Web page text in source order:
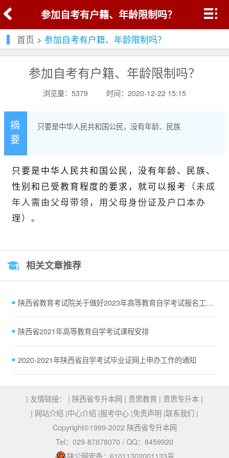
参加自考有户籍、年龄限制吗？
首页 >参加自考有户籍、年龄限制吗？
参加自考有户籍、年龄限制吗？
浏览量：5379 时间：2020-12-22 15:15
摘
要
只要是中华人民共和国公民，没有年龄、民族
只要是中华人民共和国公民，没有年龄、民族、
性别和已受教育程度的要求，就可以报考
（未成
年人需由父母带领，用父母身份证及户口本办
理）。
相关文章推荐
陕西省教育考试院关于做好2023年高等教育自学考试报名工作的通知
陕西省2021年高等教育自学考试课程安排
2020-2021年陕西省自学考试毕业证网上申办工作的通知
| 友情链接： | 陕西省专升本网 | 贵思教育 | 贵思专升本 |
| 网站介绍 |中心介绍 |报考中心 |免责声明 |联系我们 |
Copyright©1999-2022 陕西省专升本网
Tel：029-87878070 / QQ：8459920